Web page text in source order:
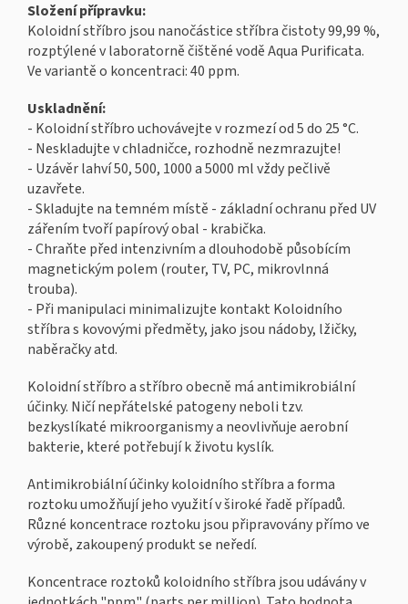
Složení přípravku:
Koloidní stříbro jsou nanočástice stříbra čistoty 99,99 %,
rozptýlené v laboratorně čištěné vodě Aqua Purificata.
Ve variantě o koncentraci: 40 ppm.
Uskladnění:
- Koloidní stříbro uchovávejte v rozmezí od 5 do 25 °C.
- Neskladujte v chladničce, rozhodně nezmrazujte!
- Uzávěr lahví 50, 500, 1000 a 5000 ml vždy pečlivě
uzavřete.
- Skladujte na temném místě - základní ochranu před UV
zářením tvoří papírový obal - krabička.
- Chraňte před intenzivním a dlouhodobě působícím
magnetickým polem (router, TV, PC, mikrovlnná
trouba).
- Při manipulaci minimalizujte kontakt Koloidního
stříbra s kovovými předměty, jako jsou nádoby, lžičky,
naběračky atd.
Koloidní stříbro a stříbro obecně má antimikrobiální
účinky. Ničí nepřátelské patogeny neboli tzv.
bezkyslíkaté mikroorganismy a neovlivňuje aerobní
bakterie, které potřebují k životu kyslík.
Antimikrobiální účinky koloidního stříbra a forma
roztoku umožňují jeho využití v široké řadě případů.
Různé koncentrace roztoku jsou připravovány přímo ve
výrobě, zakoupený produkt se neředí.
Koncentrace roztoků koloidního stříbra jsou udávány v